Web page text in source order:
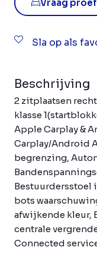
Vraag
Sla op als
Beschrijving
2 zitplaatsen
klasse
Apple Carplay &
Carplay/Android
begrenzing,
Bestuurdersstoel
bots
afwijkende kleur,
centrale
Connected